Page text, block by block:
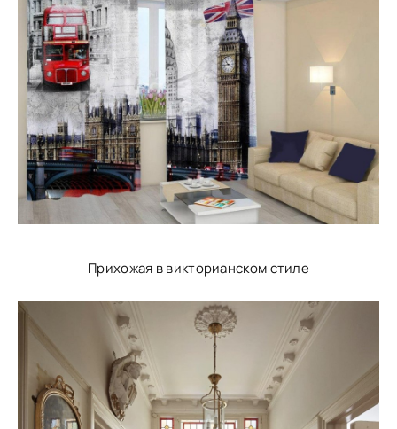
Прихожая в викторианском стиле